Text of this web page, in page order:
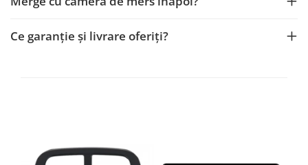
Ce garanție și livrare oferiți?